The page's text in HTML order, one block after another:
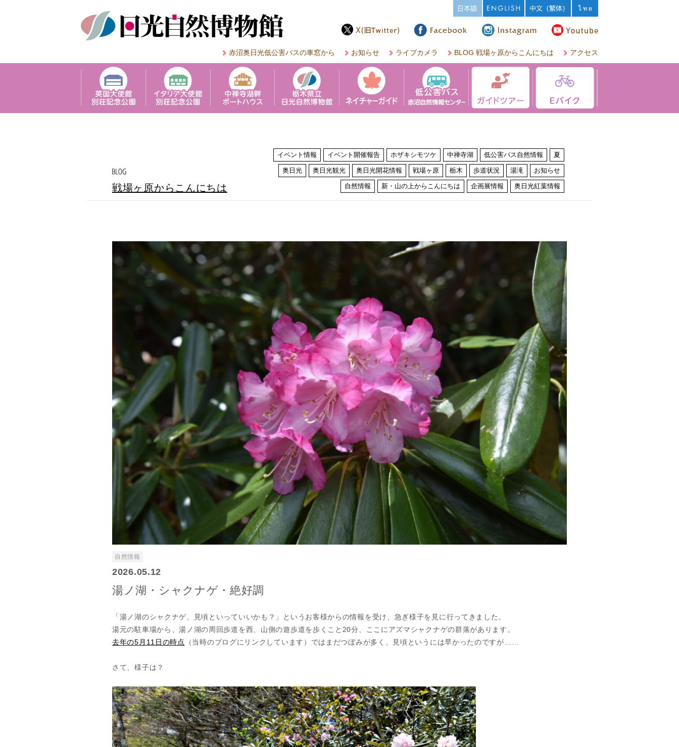
赤沼奥日光低公害バスの車窓から お知らせ ライブカメラ BLOG 戦場ヶ原からこんにちは アクセス
戦場ヶ原からこんにちは
イベント情報 イベント開催報告 ホザキシモツケ 中禅寺湖 低公害バス自然情報 夏
奥日光 奥日光観光 奥日光開花情報 戦場ヶ原 栃木 歩道状況 湯滝 お知らせ
自然情報 新・山の上からこんにちは 企画展情報 奥日光紅葉情報
自然情報
2026.05.12
湯ノ湖・シャクナゲ・絶好調
「湯ノ湖のシャクナゲ、見頃といっていいかも？」というお客様からの情報を受け、急ぎ様子を見に行ってきました。
湯元の駐車場から、湯ノ湖の周回歩道を西、山側の遊歩道を歩くこと20分、ここにアズマシャクナゲの群落があります。
去年の5月11日の時点
（当時のブログにリンクしています）ではまだつぼみが多く、見頃というには早かったのですが……
さて、様子は？